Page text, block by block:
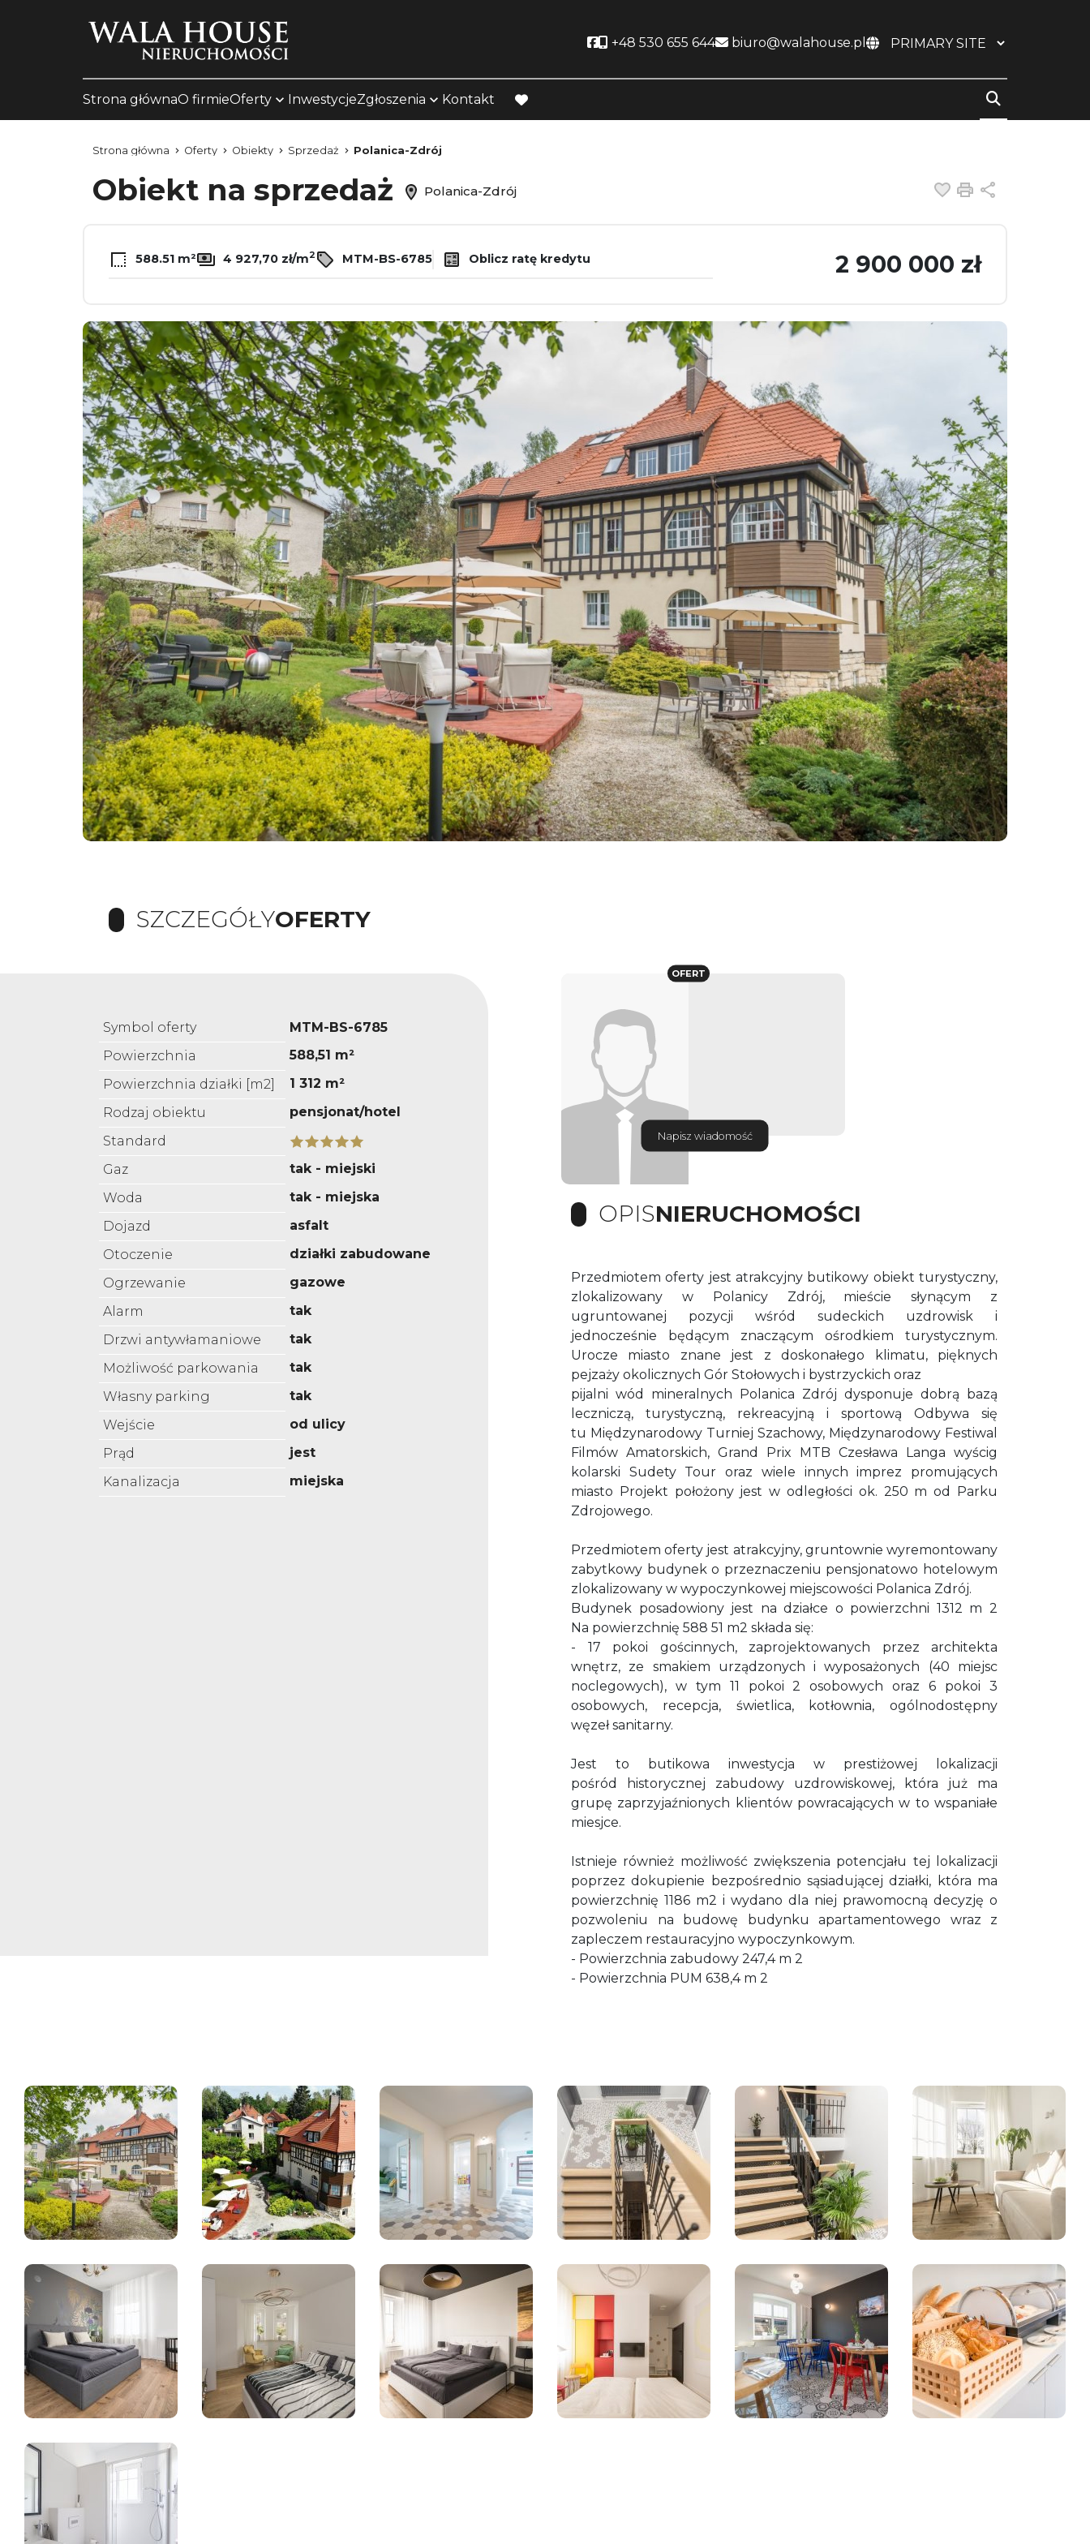
Social link
+48 530 655 644 biuro@walahouse.pl
Strona głównaO firmieOferty InwestycjeZgłoszenia Kontakt
favorite
Strona główna Oferty Obiekty Sprzedaż Polanica-Zdrój
Obiekt na sprzedaż Polanica-Zdrój Dodaj do
Drukuj
588.51 m² 4 927,70 zł/m2 MTM-BS-6785 Oblicz ratę kredytu 2 900 000 zł
SZCZEGÓŁYOFERTY
Symbol oferty
MTM-BS-6785
Powierzchnia
588,51 m²
Powierzchnia działki [m2]
1 312 m²
Rodzaj obiektu
pensjonat/hotel
Standard
Gaz
tak - miejski
Woda
tak - miejska
Dojazd
asfalt
Otoczenie
działki zabudowane
Ogrzewanie
gazowe
Alarm
tak
Drzwi antywłamaniowe
tak
Możliwość parkowania
tak
Własny parking
tak
Wejście
od ulicy
Prąd
jest
Kanalizacja
miejska
Napisz wiadomość
OFERT
OPISNIERUCHOMOŚCI
Przedmiotem oferty jest atrakcyjny butikowy obiekt turystyczny,
zlokalizowany w Polanicy Zdrój, mieście słynącym z
ugruntowanej pozycji wśród sudeckich uzdrowisk i
jednocześnie będącym znaczącym ośrodkiem turystycznym.
Urocze miasto znane jest z doskonałego klimatu, pięknych
pejzaży okolicznych Gór Stołowych i bystrzyckich oraz
pijalni wód mineralnych Polanica Zdrój dysponuje dobrą bazą
leczniczą, turystyczną, rekreacyjną i sportową Odbywa się
tu Międzynarodowy Turniej Szachowy, Międzynarodowy Festiwal
Filmów Amatorskich, Grand Prix MTB Czesława Langa wyścig
kolarski Sudety Tour oraz wiele innych imprez promujących
miasto Projekt położony jest w odległości ok. 250 m od Parku
Zdrojowego.
Przedmiotem oferty jest atrakcyjny, gruntownie wyremontowany
zabytkowy budynek o przeznaczeniu pensjonatowo hotelowym
zlokalizowany w wypoczynkowej miejscowości Polanica Zdrój.
Budynek posadowiony jest na działce o powierzchni 1312 m 2
Na powierzchnię 588 51 m2 składa się:
- 17 pokoi gościnnych, zaprojektowanych przez architekta
wnętrz, ze smakiem urządzonych i wyposażonych (40 miejsc
noclegowych), w tym 11 pokoi 2 osobowych oraz 6 pokoi 3
osobowych, recepcja, świetlica, kotłownia, ogólnodostępny
węzeł sanitarny.
Jest to butikowa inwestycja w prestiżowej lokalizacji
pośród historycznej zabudowy uzdrowiskowej, która już ma
grupę zaprzyjaźnionych klientów powracających w to wspaniałe
miesjce.
Istnieje również możliwość zwiększenia potencjału tej lokalizacji
poprzez dokupienie bezpośrednio sąsiadującej działki, która ma
powierzchnię 1186 m2 i wydano dla niej prawomocną decyzję o
pozwoleniu na budowę budynku apartamentowego wraz z
zapleczem restauracyjno wypoczynkowym.
- Powierzchnia zabudowy 247,4 m 2
- Powierzchnia PUM 638,4 m 2